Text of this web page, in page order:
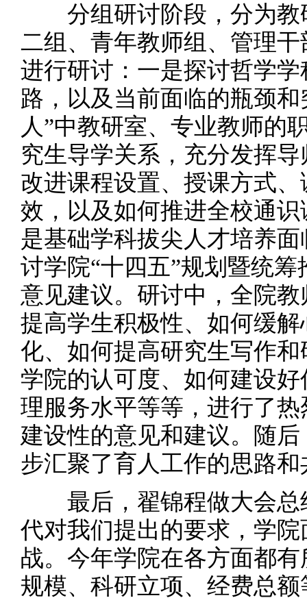
分组研讨阶段，分为教
二组、青年教师组、管理
进行研讨：一是探讨哲学
路，以及当前面临的瓶颈
人”中教研室、专业教师的
究生导学关系，充分发挥
改进课程设置、授课方式
效，以及如何推进全校通
是基础学科拔尖人才培养
讨学院“十四五”规划暨统
意见建议。研讨中，全院
提高学生积极性、如何缓
化、如何提高研究生写作
学院的认可度、如何建设
理服务水平等等，进行了
建设性的意见和建议。随
步汇聚了育人工作的思路和
最后，翟锦程做大会总
代对我们提出的要求，学
战。今年学院在各方面都
规模、科研立项、经费总